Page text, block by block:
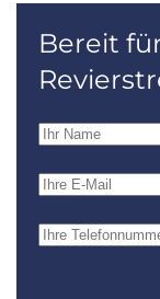
Bereit